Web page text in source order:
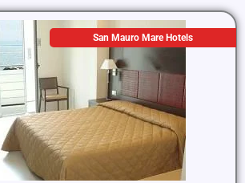
San Mauro Mare Hotels